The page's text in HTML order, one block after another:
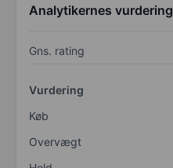
Analytikernes vurdering
Gns. rating
Vurdering
Køb
Overvægt